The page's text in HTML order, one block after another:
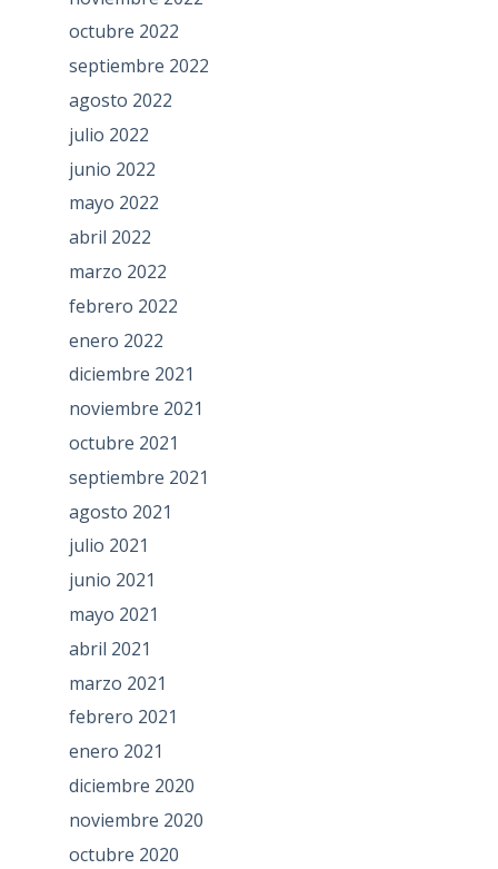
octubre 2022
septiembre 2022
agosto 2022
julio 2022
junio 2022
mayo 2022
abril 2022
marzo 2022
febrero 2022
enero 2022
diciembre 2021
noviembre 2021
octubre 2021
septiembre 2021
agosto 2021
julio 2021
junio 2021
mayo 2021
abril 2021
marzo 2021
febrero 2021
enero 2021
diciembre 2020
noviembre 2020
octubre 2020